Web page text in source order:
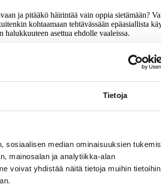
Tietoja
sosiaalisen median ominaisuuksien
mainosalan ja analytiikka-alan
voivat yhdistää näitä tietoja muihin
ja pitääkö häirintää vain oppia sietämään?
kohtaamaan tehtävässään epäasiallista
asettua ehdolle vaaleissa.
puheenjohtajista 45% ja hallituksen
takia häirinnän kohteeksi. Häirinnän
liittyvä kysely on toteutettu vuonna
kuntapäättäjissä on myös huomattava
& Pöyhtäri 2019.)
viime vuosina. Sosiaalisen median
& al. 2019, Syväjärvi 2017.)
lisääntyneeseen ja jopa krooniseen
(Kts. esim. Foulk et al. 2018, 674;
häiriköt, 3) poliittisista päätöksistä tai